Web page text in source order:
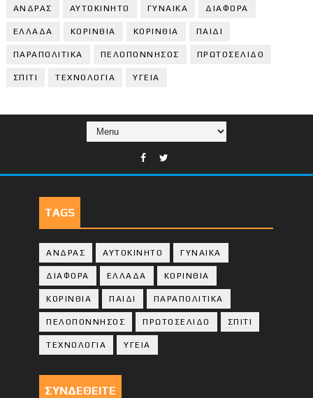
ΑΝΔΡΑΣ ΑΥΤΟΚΙΝΗΤΟ ΓΥΝΑΙΚΑ ΔΙΑΦΟΡΑ
ΕΛΛΑΔΑ ΚΟΡΙΝΘΙΑ ΚΟΡΙΝΘΙA ΠΑΙΔΙ
ΠΑΡΑΠΟΛΙΤΙΚΑ ΠΕΛΟΠΟΝΝΗΣΟΣ ΠΡΩΤΟΣΕΛΙΔΟ
ΣΠΙΤΙ ΤΕΧΝΟΛΟΓΙΑ ΥΓΕΙΑ
TAGS
ΑΝΔΡΑΣ ΑΥΤΟΚΙΝΗΤΟ ΓΥΝΑΙΚΑ
ΔΙΑΦΟΡΑ ΕΛΛΑΔΑ ΚΟΡΙΝΘΙΑ
ΚΟΡΙΝΘΙA ΠΑΙΔΙ ΠΑΡΑΠΟΛΙΤΙΚΑ
ΠΕΛΟΠΟΝΝΗΣΟΣ ΠΡΩΤΟΣΕΛΙΔΟ ΣΠΙΤΙ
ΤΕΧΝΟΛΟΓΙΑ ΥΓΕΙΑ
ΣΥΝΔΕΘΕΙΤΕ